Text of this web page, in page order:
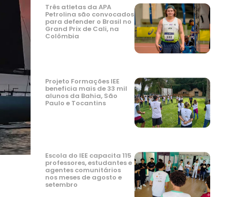
Três atletas da APA
Petrolina são convocados
para defender o Brasil no
Grand Prix de Cali, na
Colômbia
Projeto Formações IEE
beneficia mais de 33 mil
alunos da Bahia, São
Paulo e Tocantins
Escola do IEE capacita 115
professores, estudantes e
agentes comunitários
nos meses de agosto e
setembro